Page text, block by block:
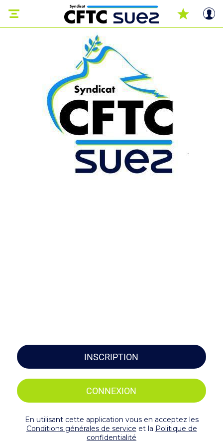
INSCRIPTION
CONNEXION
En utilisant cette application vous en acceptez les
Conditions générales de service et la Politique de
confidentialité